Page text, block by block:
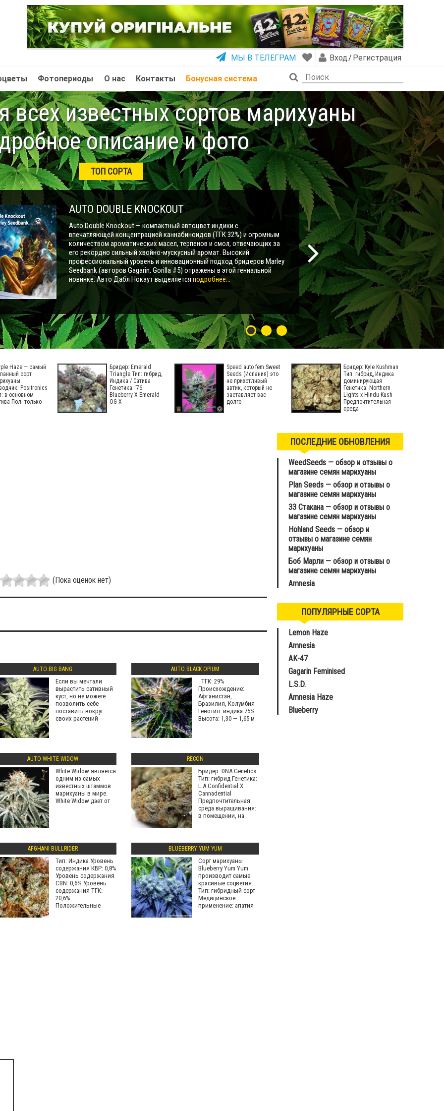
МЫ В ТЕЛЕГРАМ Вход/ Регистрация
Фотопериоды О нас Контакты Бонусная система
всех известных сортов марихуаны
описание и фото
ТОП СОРТА
AUTO DOUBLE KNOCKOUT
Auto Double Knockout — компактный автоцвет индики с
впечатляющей концентрацией каннабиноидов (ТГК 32%) и огромным
количеством ароматических масел, терпенов и смол, отвечающих за
его рекордно сильный хвойно-мускусный аромат. Высокий
профессиональный уровень и инновационный подход бридеров Marley
Seedbank (авторов Gagarin, Gorilla #5) отражены в этой гениальной
новинке: Авто Дабл Нокаут выделяется подробнее...
Haze — самый
сорт
Positronics
в основном
Пол: только
Бридер: Emerald
Triangle Тип: гибрид,
Индика / Сатива
Генетика: ’76
Blueberry X Emerald
OG X
Speed auto fem Sweet
Seeds (Испания) это
не прихотливый
автик, который не
заставляет вас
долго
Бридер: Kyle Kushman
Тип: гибрид, Индика
доминирующая
Генетика: Northern
Lights x Hindu Kush
Предпочтительная
среда
(Пока оценок нет)
AUTO BIG BANG
Если вы мечтали
вырастить сативный
куст, но не можете
позволить себе
поставить вокруг
своих растений
AUTO BLACK OPIUM
ТГК: 29%
Происхождение:
Афганистан,
Бразилия, Колумбия
Генотип: индика 75%
Высота: 1,30 — 1,65 м
AUTO WHITE WIDOW
White Widow является
одним из самых
известных штаммов
марихуаны в мире.
White Widow дает от
RECON
Бридер: DNA Genetics
Тип: гибрид Генетика:
L.A.Confidential X
Cannadential
Предпочтительная
среда выращивания:
в помещении, на
AFGHANI BULLRIDER
Тип: Индика Уровень
содержания КБР: 0,8%
Уровень содержания
CBN: 0,6% Уровень
содержания ТГК:
20,6%
Положительные
BLUEBERRY YUM YUM
Сорт марихуаны
Blueberry Yum Yum
производит самые
красивые соцветия.
Тип: гибридный сорт
Медицинское
применение: апатия
ПОСЛЕДНИЕ ОБНОВЛЕНИЯ
WeedSeeds — обзор и отзывы о
магазине семян марихуаны
Plan Seeds — обзор и отзывы о
магазине семян марихуаны
33 Стакана — обзор и отзывы о
магазине семян марихуаны
Hohland Seeds — обзор и
отзывы о магазине семян
марихуаны
Боб Марли — обзор и отзывы о
магазине семян марихуаны
Amnesia
ПОПУЛЯРНЫЕ СОРТА
Lemon Haze
Amnesia
AK-47
Gagarin Feminised
L.S.D.
Amnesia Haze
Blueberry